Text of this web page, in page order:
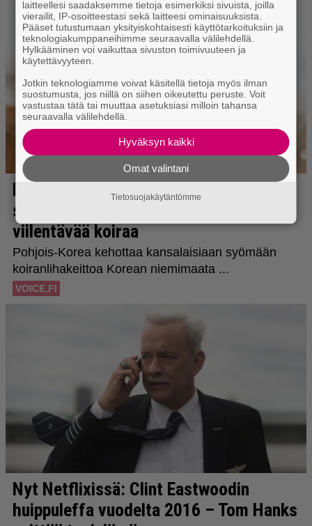
laitteellesi saadaksemme tietoja esimerkiksi sivuista, joilla
vierailit, IP-osoitteestasi sekä laitteesi ominaisuuksista.
Pääset tutustumaan yksityiskohtaisesti käyttötarkoituksiin ja
teknologiakumppaneihimme seuraavalla välilehdellä.
Hylkääminen voi vaikuttaa sivuston toimivuuteen ja
käytettävyyteen.
Jotkin teknologiamme voivat käsitellä tietoja myös ilman
suostumusta, jos niillä on siihen oikeutettu peruste. Voit
vastustaa tätä tai muuttaa asetuksiasi milloin tahansa
seuraavalla välilehdellä.
Hyväksyn kaikki
Omat valintani
Tietosuojakäytäntömme